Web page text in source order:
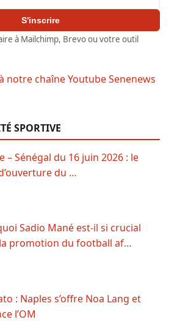
S'inscrire
à Mailchimp, Brevo ou votre outil
SPORTIVE
– Sénégal du 16 juin 2026 : le
du …
Sadio Mané est-il si crucial
promotion du football af…
: Naples s’offre Noa Lang et
l’OM